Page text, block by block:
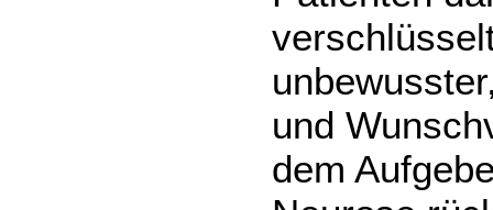
und
dem